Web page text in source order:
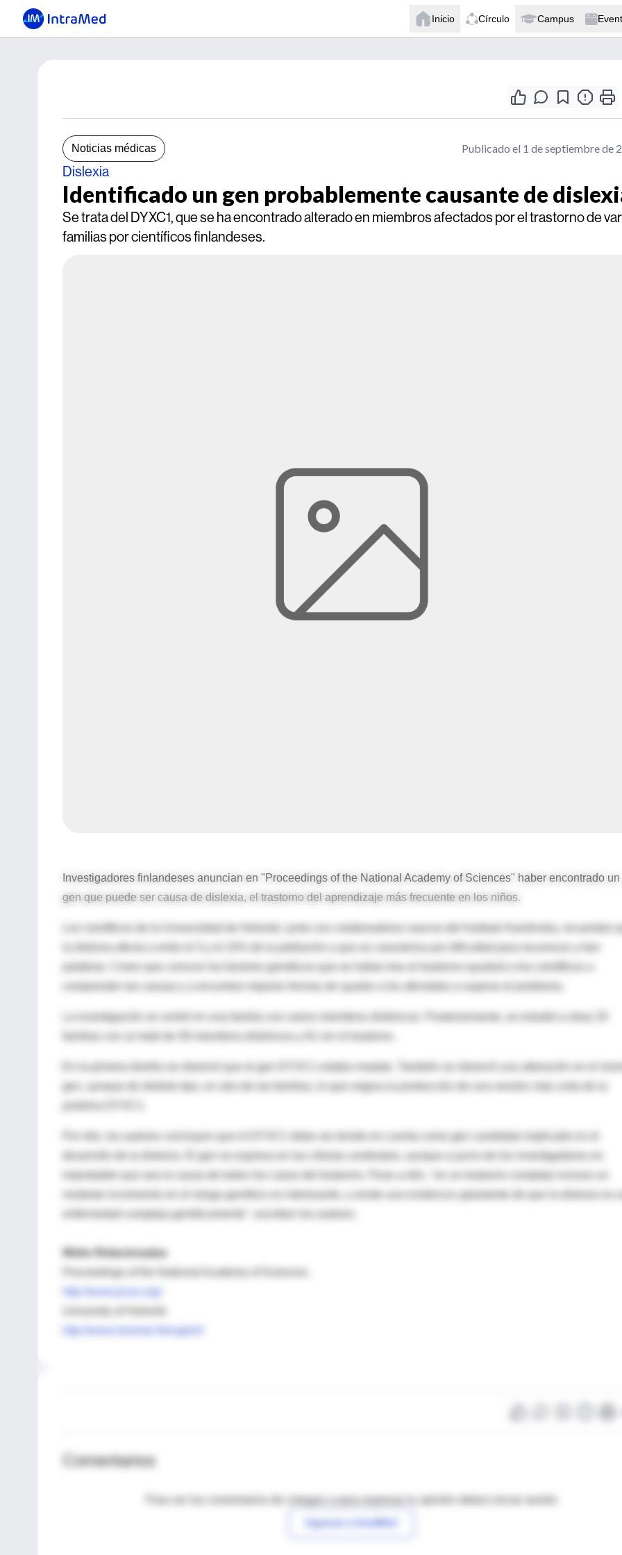
Inicio Círculo Campus
Noticias médicas Publicado el 1 de septiembre de
Dislexia
Identificado un gen probablemente causante de
Se trata del DYXC1, que se ha encontrado alterado en miembros afectados por el trastorno de
familias por científicos finlandeses.
Investigadores finlandeses anuncian en "Proceedings of the National Academy of Sciences" haber encontrado un
gen que puede ser causa de dislexia, el trastorno del aprendizaje más frecuente en los niños.
palabras. Creen que conocer los factores genéticos que se hallan tras el trastorno ayudará a los científicos a
comprender las causas y a encontrar mejores formas de ayudar a los afectados a superar el problema.
La investigación se centró en una familia con varios miembros disléxicos. Posteriormente, se estudió a otras 20
En la primera familia se observó que el gen DYXC1 estaba mutado. También se observó una alteración en el
gen, aunque de distinto tipo, en otra de las familias, lo que origina la producción de una versión más corta de la
Por ello, los autores concluyen que el DYXC1 debe ser tenido en cuenta como gen candidato implicado en el
desarrollo de la dislexia. El gen se expresa en las células cerebrales, aunque a juicio de los investigadores es
modesto incremento en el riesgo genético es interesante, y existe una evidencia aplastante de que la dislexia es
enfermedad compleja genéticamente", escriben los autores.
Webs Relacionadas
Proceedings of the National Academy of Sciences
http://www.helsinki.fi/english/
Comentarios
Para ver los comentarios de colegas o para expresar tu opinión debes iniciar sesión
Ingresar a IntraMed